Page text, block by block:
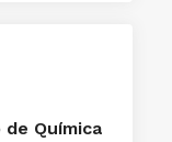
Química